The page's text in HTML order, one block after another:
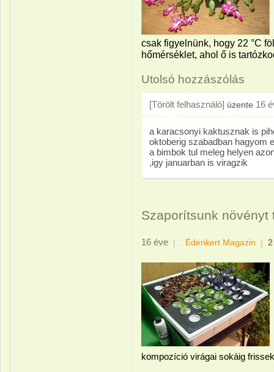
csak figyelnünk, hogy 22 °C
hőmérséklet, ahol ő is
Utolsó hozzászólás
[Törölt felhasználó] üzente 16
a karacsonyi kaktusznak is
oktoberig szabadban hagyom
a bimbok tul meleg helyen
,igy januarban is viragzik
Szaporítsunk növényt
16 éve | . Édenkert Magazin |
kompozíció virágai sokáig